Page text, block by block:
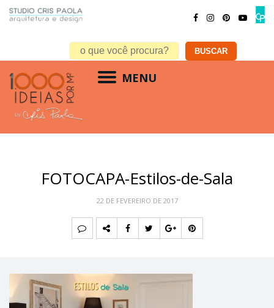
MENU
FOTOCAPA-Estilos-de-Sala
22 DE FEVEREIRO DE 2017